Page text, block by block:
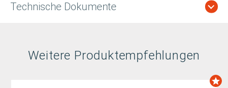
Technische Dokumente
Weitere Produktempfehlungen